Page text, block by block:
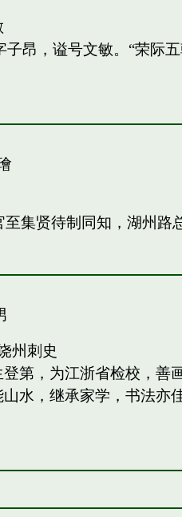
昂，谥号文敏。“荣际
集贤待制同知，湖州路
州刺史
第，为江浙省检校，
水，继承家学，书法亦